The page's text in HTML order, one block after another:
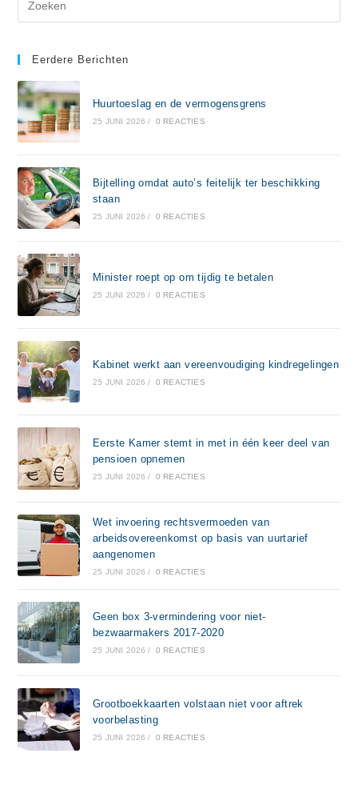
Eerdere Berichten
Huurtoeslag en de vermogensgrens
25 JUNI 2026 / 0 REACTIES
Bijtelling omdat auto’s feitelijk ter beschikking
staan
25 JUNI 2026 / 0 REACTIES
Minister roept op om tijdig te betalen
25 JUNI 2026 / 0 REACTIES
Kabinet werkt aan vereenvoudiging kindregelingen
25 JUNI 2026 / 0 REACTIES
Eerste Kamer stemt in met in één keer deel van
pensioen opnemen
25 JUNI 2026 / 0 REACTIES
Wet invoering rechtsvermoeden van
arbeidsovereenkomst op basis van uurtarief
aangenomen
25 JUNI 2026 / 0 REACTIES
Geen box 3-vermindering voor niet-
bezwaarmakers 2017-2020
25 JUNI 2026 / 0 REACTIES
Grootboekkaarten volstaan niet voor aftrek
voorbelasting
25 JUNI 2026 / 0 REACTIES